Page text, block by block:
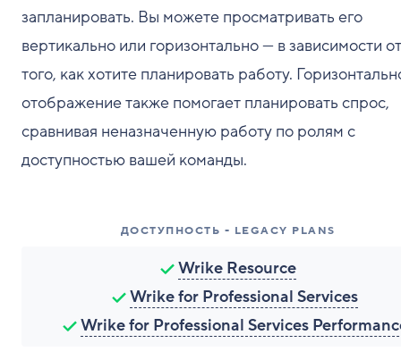
запланировать. Вы можете просматривать его
вертикально или горизонтально — в зависимости от
того, как хотите планировать работу.
отображение также помогает планировать спрос,
сравнивая неназначенную работу по ролям с
доступностью вашей команды.
ДОСТУПНОСТЬ - LEGACY PLANS
Wrike Resource
Wrike for Professional Services
Wrike for Professional Services